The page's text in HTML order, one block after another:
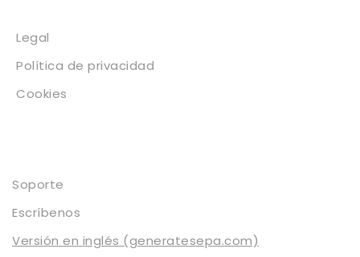
Legal
Política de privacidad
Cookies
Soporte
Escríbenos
Versión en inglés (generatesepa.com)